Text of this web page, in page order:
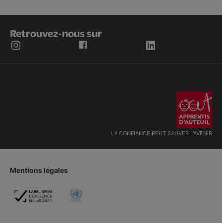
Retrouvez-nous sur
LA CONFIANCE PEUT SAUVER L'AVENIR
Mentions légales